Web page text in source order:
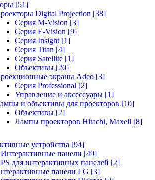
[51]
Digital Projection [38]
Серия M-Vision [3]
Серия E-Vision [9]
Серия Insight [1]
Серия Titan [4]
Серия Satellite [1]
Объективы [20]
экраны Adeo [3]
Серия Professional [2]
Управление и аксессуары [1]
и объективы для проекторов [10]
Объективы [2]
Лампы проекторов Hitachi, Maxell [8]
устройства [94]
панели [49]
для интерактивных панелей [2]
панели LG [3]